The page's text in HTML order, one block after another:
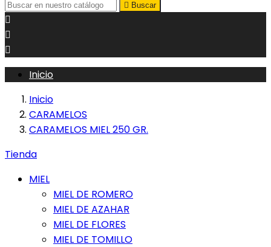
 Buscar



Inicio
Inicio
CARAMELOS
CARAMELOS MIEL 250 GR.
Tienda
MIEL
MIEL DE ROMERO
MIEL DE AZAHAR
MIEL DE FLORES
MIEL DE TOMILLO